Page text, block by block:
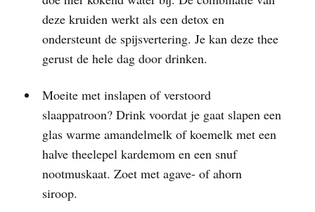
deze kruiden werkt als een detox en
ondersteunt de spijsvertering. Je kan deze thee
gerust de hele dag door drinken.
Moeite met inslapen of verstoord
slaappatroon? Drink voordat je gaat slapen een
glas warme amandelmelk of koemelk met een
halve theelepel kardemom en een snuf
nootmuskaat. Zoet met agave- of ahorn
siroop.